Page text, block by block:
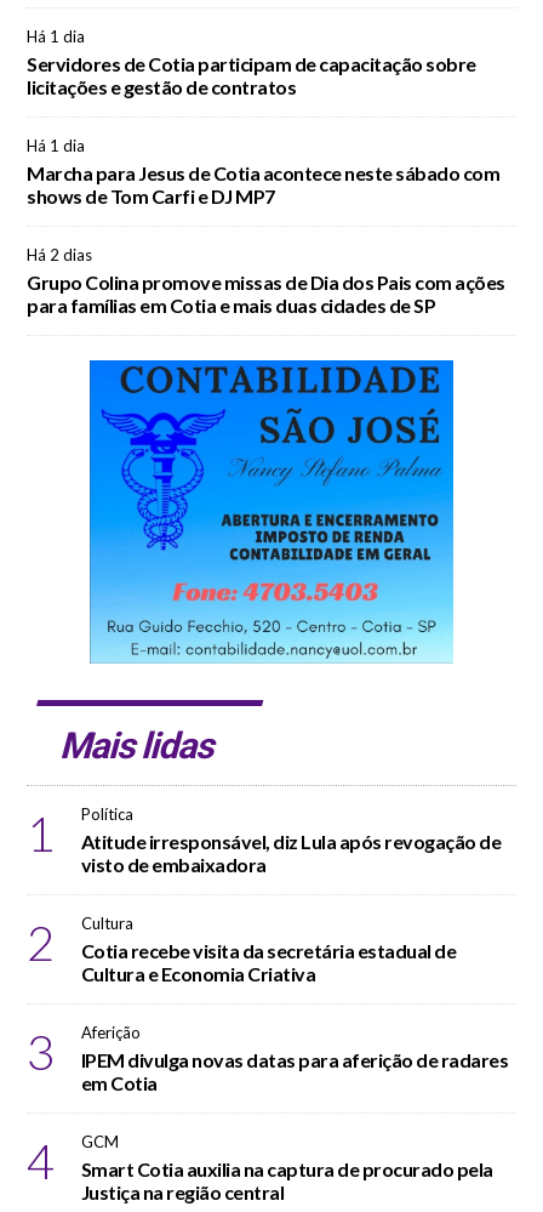
Há 1 dia
Servidores de Cotia participam de capacitação sobre
licitações e gestão de contratos
Há 1 dia
Marcha para Jesus de Cotia acontece neste sábado com
shows de Tom Carfi e DJ MP7
Há 2 dias
Grupo Colina promove missas de Dia dos Pais com ações
para famílias em Cotia e mais duas cidades de SP
Mais lidas
1 Política
Atitude irresponsável, diz Lula após revogação de
visto de embaixadora
2 Cultura
Cotia recebe visita da secretária estadual de
Cultura e Economia Criativa
3 Aferição
IPEM divulga novas datas para aferição de radares
em Cotia
4 GCM
Smart Cotia auxilia na captura de procurado pela
Justiça na região central